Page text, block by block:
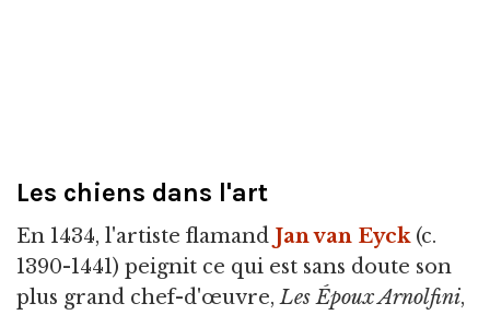
Les chiens dans l'art
En 1434, l'artiste flamand Jan van Eyck(c.
1390-1441) peignit ce qui est sans doute son
plus grand chef-d'œuvre,Les Époux Arnolfini,